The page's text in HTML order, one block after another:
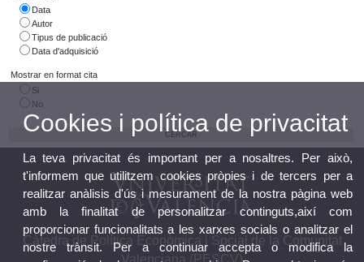
Data
Autor
Tipus de publicació
Data d'adquisició
Mostrar en format cita
Si
No
Càtedra de Política Econòmica i Social de la Comunitat
Valenciana (PESCV)
Cookies i política de privacitat
La teva privacitat és important per a nosaltres. Per això,
t'informem que utilitzem cookies pròpies i de tercers per a
realitzar anàlisis d'ús i mesurament de la nostra pàgina web
amb la finalitat de personalitzar continguts,així com
proporcionar funcionalitats a les xarxes socials o analitzar el
nostre trànsit. Per a continuar accepta o modifica la